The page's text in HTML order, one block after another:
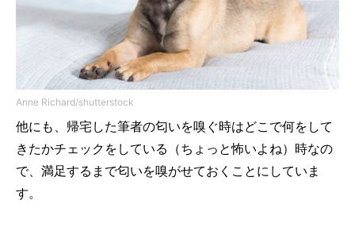
Anne Richard/shutterstock
他にも、帰宅した筆者の匂いを嗅ぐ時はどこで何をして
きたかチェックをしている（ちょっと怖いよね）時なの
で、満足するまで匂いを嗅がせておくことにしていま
す。